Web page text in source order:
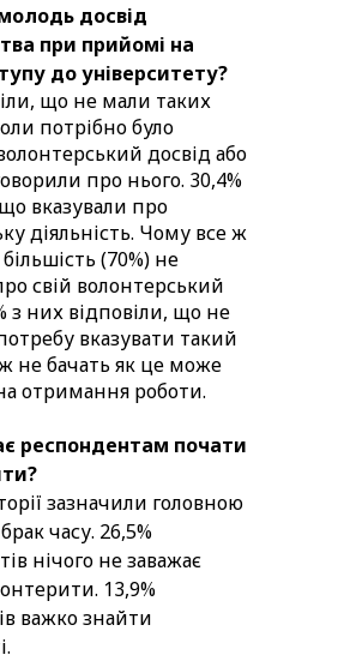
досвід
при прийомі на
до університету?
що не мали таких
потрібно було
досвід або
про нього. 30,4%
вказували про
діяльність. Чому все ж
(70%) не
свій волонтерський
з них відповіли, що не
вказувати такий
не бачать як це може
отримання роботи.
респондентам почати
зазначили головною
часу. 26,5%
нічого не заважає
13,9%
важко знайти